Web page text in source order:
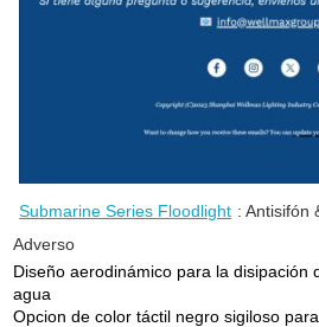
Submarine Series Floodlight : Antisifón
Adverso
Diseño aerodinámico para la disipación
agua
Opcion de color táctil negro sigiloso